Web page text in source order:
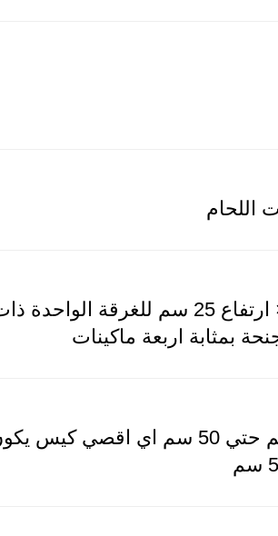
50 سم × 40 سم × ارتفاع 25 سم للغرقة الواحدة
بمثابة اربعة ماكينات
مقاس من واحد سم حتي 50 سم اي اقصي كيس